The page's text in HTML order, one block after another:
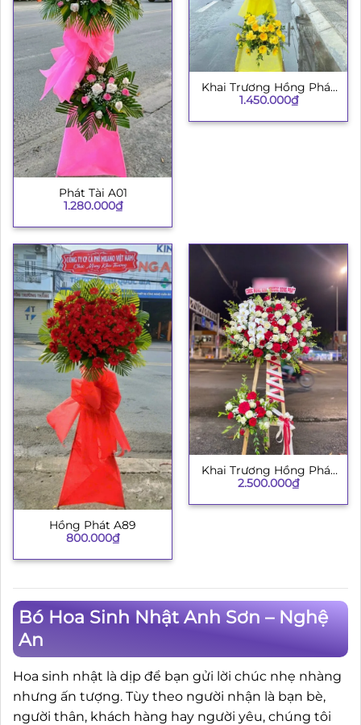
Phát Tài A01
1.280.000₫
Khai Trương Hồng Phát
003
1.450.000₫
Hồng Phát A89
800.000₫
Khai Trương Hồng Phát
002
2.500.000₫
Bó Hoa Sinh Nhật Anh Sơn – Nghệ
An
Hoa sinh nhật là dịp để bạn gửi lời chúc nhẹ nhàng
nhưng ấn tượng. Tùy theo người nhận là bạn bè,
người thân, khách hàng hay người yêu, chúng tôi